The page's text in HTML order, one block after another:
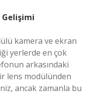
kamera ve ekran
yerlerde en çok
arkasındaki
lens modülünden
ancak zamanla bu